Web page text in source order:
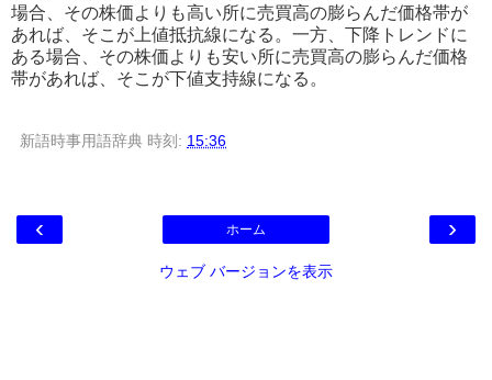
場合、その株価よりも高い所に売買高の膨らんだ価格帯が
あれば、そこが上値抵抗線になる。一方、下降トレンドに
ある場合、その株価よりも安い所に売買高の膨らんだ価格
帯があれば、そこが下値支持線になる。
新語時事用語辞典 時刻: 15:36
‹ ›
ホーム
ウェブ バージョンを表示